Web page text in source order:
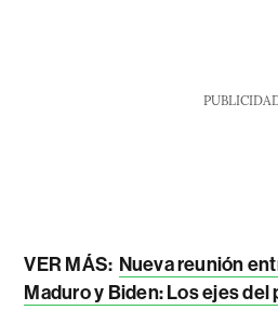
VER MÁS: Nueva reunión
Maduro y Biden: Los ejes